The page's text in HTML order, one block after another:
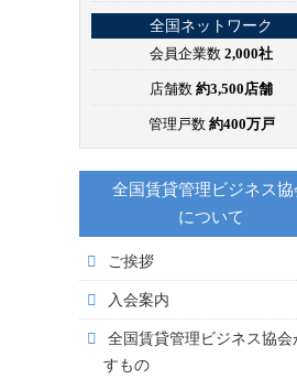
全国ネットワーク
会員企業数 2,000社
店舗数 約3,500店舗
管理戸数 約400万戸
全国賃貸管理ビジネス協
について
ご挨拶
入会案内
全国賃貸管理ビジネス協会
すもの